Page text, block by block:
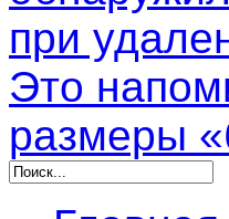
при
Это
размеры